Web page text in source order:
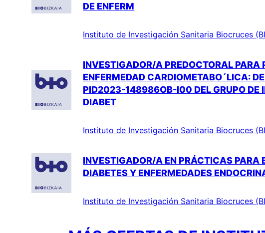
DE ENFERM
Instituto de Investigación Sanitaria Biocruces
INVESTIGADOR/A PREDOCTORAL PARA
ENFERMEDAD CARDIOMETABO´LICA:
PID2023-148986OB-I00 DEL GRUPO DE
DIABET
Instituto de Investigación Sanitaria Biocruces
INVESTIGADOR/A EN PRÁCTICAS PARA
DIABETES Y ENFERMEDADES
Instituto de Investigación Sanitaria Biocruces